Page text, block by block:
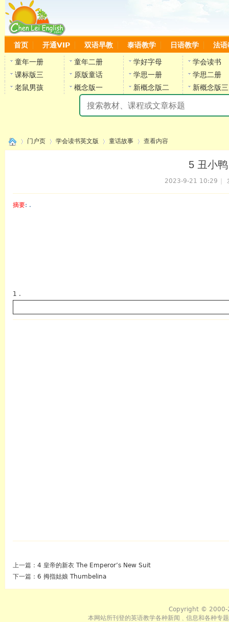
首页 开通VIP 双语早教 泰语教学 日语教学 法语
童年一册 童年二册 学好字母
学会读书
课标版三
原版童话 学思一册
学思二册
老鼠男孩
概念版一 新概念版二 新概念版三
门户页 学会读书英文版 童话故事 查看内容
5 丑小
2023-9-21 10:29
摘要: .
1 .
上一篇： 4 皇帝的新衣 The Emperor’s New Suit
下一篇： 6 拇指姑娘 Thumbelina
Copyright © 2000-
本网站所刊登的英语教学各种新闻﹑信息和各种专